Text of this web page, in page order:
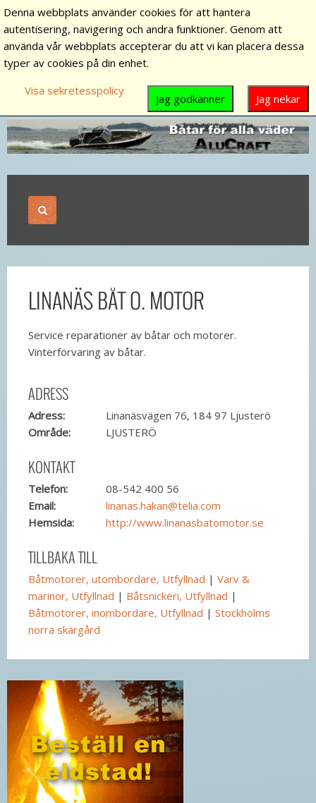
LINANÄS BÅT O. MOTOR
Service reparationer av båtar och motorer.
Vinterförvaring av båtar.
ADRESS
Adress:
Linanäsvägen 76, 184 97 Ljusterö
Område:
LJUSTERÖ
KONTAKT
Telefon:
08-542 400 56
Email:
linanas.hakan@telia.com
Hemsida:
http://www.linanasbatomotor.se
TILLBAKA TILL
Båtmotorer, utombordare, Utfyllnad | Varv &
marinor, Utfyllnad | Båtsnickeri, Utfyllnad |
Båtmotorer, inombordare, Utfyllnad | Stockholms
norra skärgård
Denna webbplats använder cookies för att hantera
autentisering, navigering och andra funktioner. Genom att
använda vår webbplats accepterar du att vi kan placera dessa
typer av cookies på din enhet.
Visa sekretesspolicy
Jag nekar
Jag godkänner